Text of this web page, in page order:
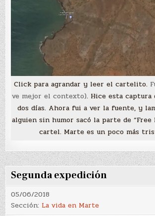
Click para agrandar y leer el cartelito.
ve mejor el contexto). Hice esta captura
dos días. Ahora fui a ver la fuente, y
alguien sin humor sacó la parte de “Free
cartel. Marte es un poco más
Segunda expedición
05/06/2018
Sección: La vida en Marte